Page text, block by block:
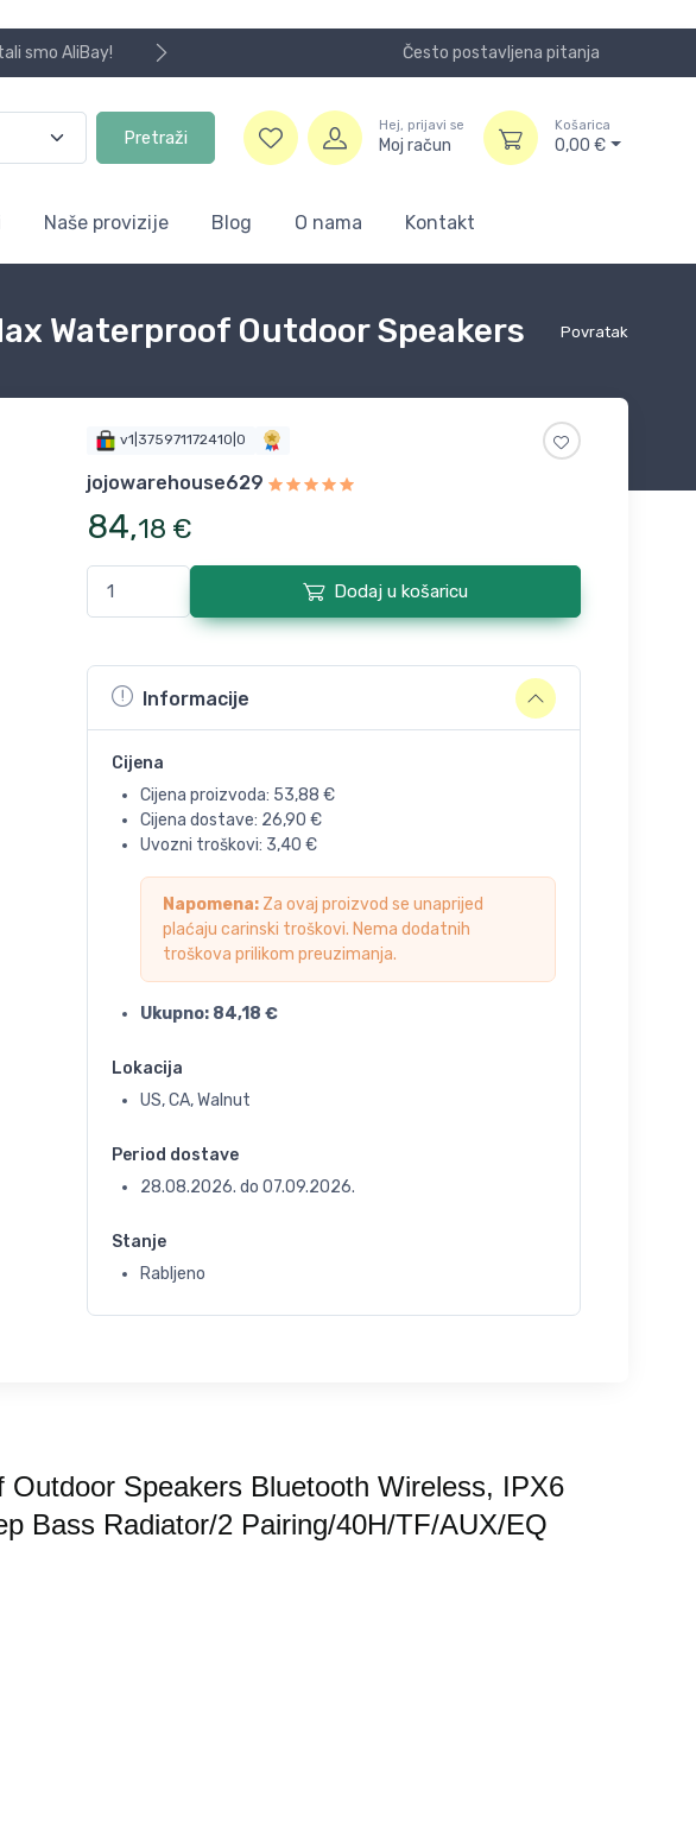
smo AliBay! Često postavljena pitanja
Pretraži
Hej, prijavi se
Moj račun
Košarica
0,00 €
Naše provizije Blog O nama Kontakt
Povratak
Waterproof Outdoor Speakers
v1|375971172410|0
jojowarehouse629
84,18 €
Dodaj u košaricu
Informacije
Cijena
Cijena proizvoda: 53,88 €
Cijena dostave: 26,90 €
Uvozni troškovi: 3,40 €
Napomena:Za ovaj proizvod se unaprijed
plaćaju carinski troškovi. Nema dodatnih
troškova prilikom preuzimanja.
Ukupno: 84,18 €
Lokacija
US, CA, Walnut
Period dostave
28.08.2026. do 07.09.2026.
Stanje
Rabljeno